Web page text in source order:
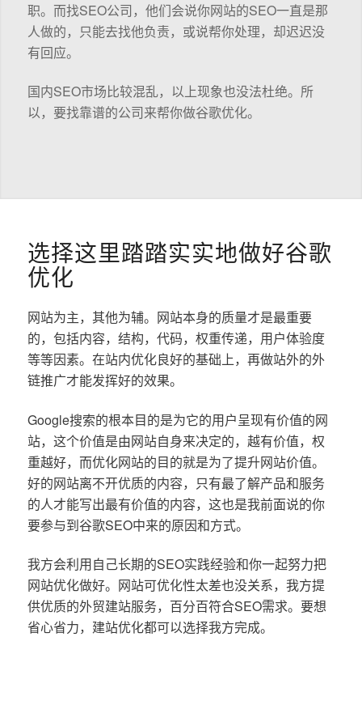
职。而找SEO公司，他们会说你网站的SEO一直是那
人做的，只能去找他负责，或说帮你处理，却迟迟没
有回应。
国内SEO市场比较混乱，以上现象也没法杜绝。所
以，要找靠谱的公司来帮你做谷歌优化。
选择这里踏踏实实地做好谷歌
优化
网站为主，其他为辅。网站本身的质量才是最重要
的，包括内容，结构，代码，权重传递，用户体验度
等等因素。在站内优化良好的基础上，再做站外的外
链推广才能发挥好的效果。
Google搜索的根本目的是为它的用户呈现有价值的网
站，这个价值是由网站自身来决定的，越有价值，权
重越好，而优化网站的目的就是为了提升网站价值。
好的网站离不开优质的内容，只有最了解产品和服务
的人才能写出最有价值的内容，这也是我前面说的你
要参与到谷歌SEO中来的原因和方式。
我方会利用自己长期的SEO实践经验和你一起努力把
网站优化做好。网站可优化性太差也没关系，我方提
供优质的外贸建站服务，百分百符合SEO需求。要想
省心省力，建站优化都可以选择我方完成。